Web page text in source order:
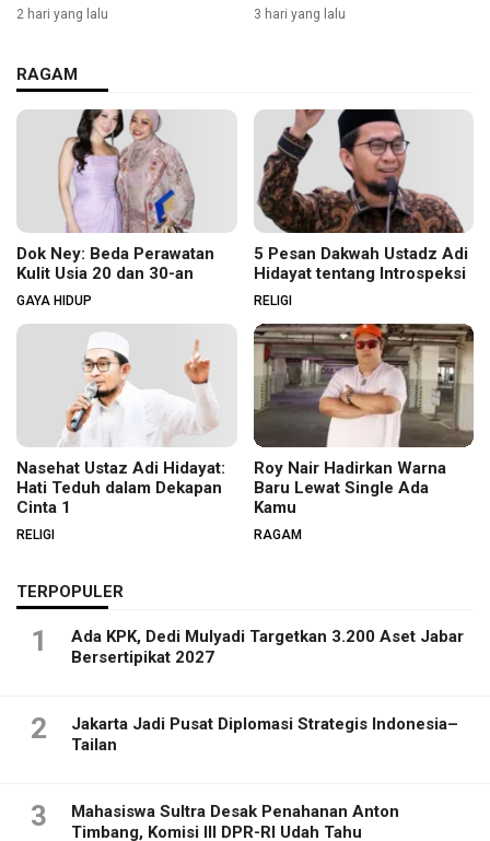
2 hari yang lalu 3 hari yang lalu
RAGAM
Dok Ney: Beda Perawatan
Kulit Usia 20 dan 30-an
GAYA HIDUP
5 Pesan Dakwah Ustadz Adi
Hidayat tentang Introspeksi
RELIGI
Nasehat Ustaz Adi Hidayat:
Hati Teduh dalam Dekapan
Cinta 1
RELIGI
Roy Nair Hadirkan Warna
Baru Lewat Single Ada
Kamu
RAGAM
TERPOPULER
1
Ada KPK, Dedi Mulyadi Targetkan 3.200 Aset Jabar
Bersertipikat 2027
2
Jakarta Jadi Pusat Diplomasi Strategis Indonesia–
Tailan
3
Mahasiswa Sultra Desak Penahanan Anton
Timbang, Komisi III DPR-RI Udah Tahu